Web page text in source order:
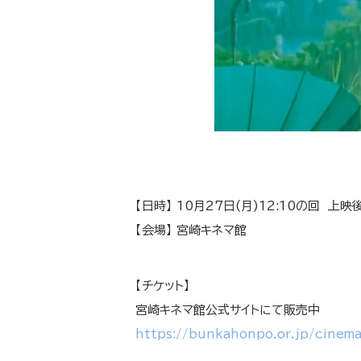
【日時】 10月27日(月)12:10の回 上
【会場】 宮崎キネマ館
【チケット】
宮崎キネマ館公式サイトにて販売中
https://bunkahonpo.or.jp/